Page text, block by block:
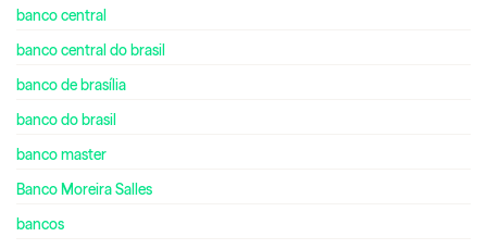
banco central
banco central do brasil
banco de brasília
banco do brasil
banco master
Banco Moreira Salles
bancos